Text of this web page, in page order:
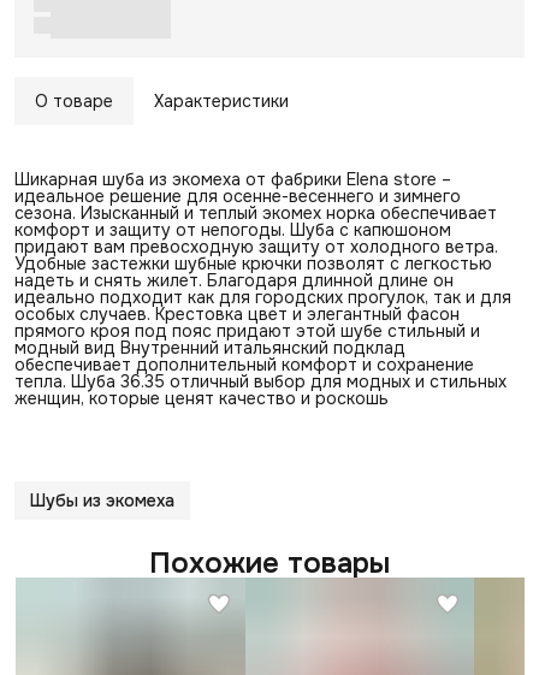
О товаре Характеристики
Шикарная шуба из экомеха от фабрики Elena store –
идеальное решение для осенне-весеннего и зимнего
сезона. Изысканный и теплый экомех норка обеспечивает
комфорт и защиту от непогоды. Шуба с капюшоном
придают вам превосходную защиту от холодного ветра.
Удобные застежки шубные крючки позволят с легкостью
надеть и снять жилет. Благодаря длинной длине он
идеально подходит как для городских прогулок, так и для
особых случаев. Крестовка цвет и элегантный фасон
прямого кроя под пояс придают этой шубе стильный и
модный вид Внутренний итальянский подклад
обеспечивает дополнительный комфорт и сохранение
тепла. Шуба 36.35 отличный выбор для модных и стильных
женщин, которые ценят качество и роскошь
Шубы из экомеха
Похожие товары